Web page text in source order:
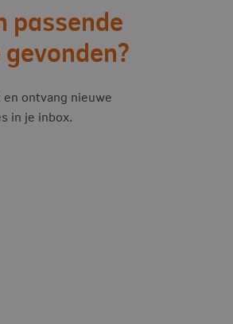
passende
ontvang nieuwe
in je inbox.